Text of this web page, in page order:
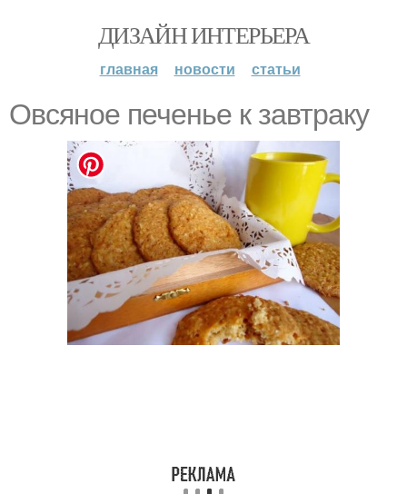
ДИЗАЙН ИНТЕРЬЕРА
главная новости статьи
Овсяное печенье к завтраку